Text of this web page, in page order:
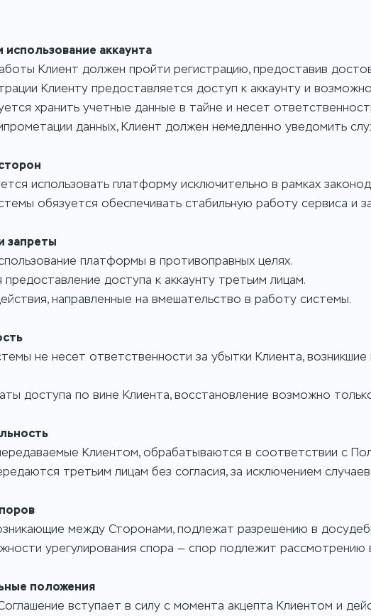
использование аккаунта
Клиент должен пройти регистрацию, предоставив
Клиенту предоставляется доступ к аккаунту и
хранить учетные данные в тайне и несет
данных, Клиент должен немедленно уведомить
использовать платформу исключительно в рамках
обязуется обеспечивать стабильную работу сервиса и
запреты
платформы в противоправных целях.
доступа к аккаунту третьим лицам.
направленные на вмешательство в работу системы.
не несет ответственности за убытки Клиента,
доступа по вине Клиента, восстановление возможно
Клиентом, обрабатываются в соответствии с
третьим лицам без согласия, за исключением
между Сторонами, подлежат разрешению в
урегулирования спора — спор подлежит
положения
вступает в силу с момента акцепта Клиентом и